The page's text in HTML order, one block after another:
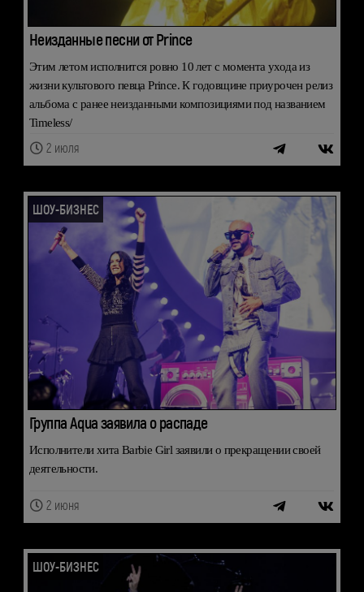
Неизданные песни от Prince
Этим летом исполнится ровно 10 лет с момента ухода из
жизни культового певца Prince. К годовщине приурочен релиз
альбома с ранее неизданными композициями под названием
Timeless/
2 июля
ШОУ-БИЗНЕС
Группа Aqua заявила о распаде
Исполнители хита Barbie Girl заявили о прекращении своей
деятельности.
2 июня
ШОУ-БИЗНЕС